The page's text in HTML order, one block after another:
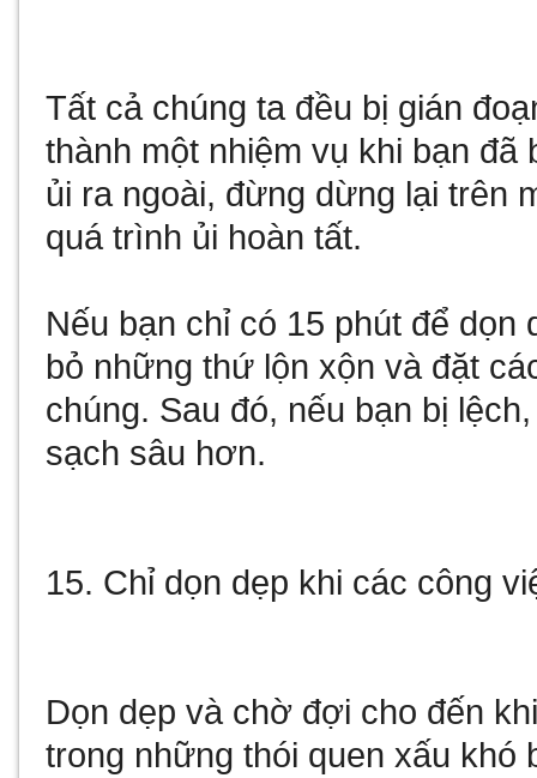
Tất cả chúng ta đều bị gián
thành một nhiệm vụ khi bạn đã
ủi ra ngoài, đừng dừng lại trên
quá trình ủi hoàn tất.
Nếu bạn chỉ có 15 phút để dọn
bỏ những thứ lộn xộn và đặt
chúng. Sau đó, nếu bạn bị
sạch sâu hơn.
15. Chỉ dọn dẹp khi các công
Dọn dẹp và chờ đợi cho đến
trong những thói quen xấu khó